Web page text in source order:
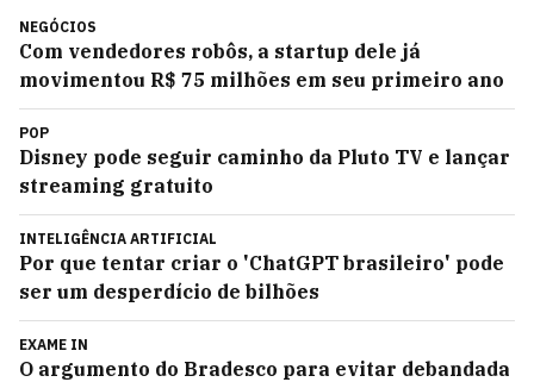
NEGÓCIOS
Com vendedores robôs, a startup dele já
movimentou R$ 75 milhões em seu primeiro ano
POP
Disney pode seguir caminho da Pluto TV e lançar
streaming gratuito
INTELIGÊNCIA ARTIFICIAL
Por que tentar criar o 'ChatGPT brasileiro' pode
ser um desperdício de bilhões
EXAME IN
O argumento do Bradesco para evitar debandada